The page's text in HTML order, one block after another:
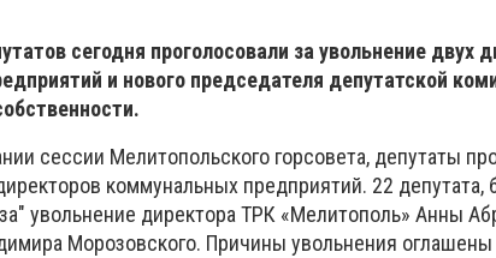
сегодня проголосовали за увольнение двух
и нового председателя депутатской
сессии Мелитопольского горсовета, депутаты
коммунальных предприятий. 22 депутата,
увольнение директора ТРК «Мелитополь» Анны
Морозовского. Причины увольнения